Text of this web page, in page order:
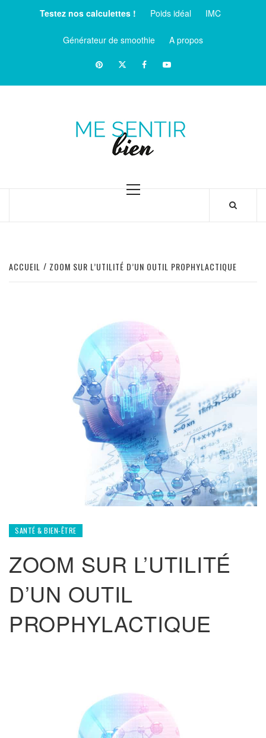
Testez nos calculettes ! Poids idéal IMC
Générateur de smoothie
A propos
PinterestTwitterfacebookYoutube
Menu
ACCUEIL ZOOM SUR L’UTILITÉ D’UN OUTIL PROPHYLACTIQUE
SANTÉ & BIEN-ÊTRE
ZOOM SUR L’UTILITÉ
D’UN OUTIL
PROPHYLACTIQUE